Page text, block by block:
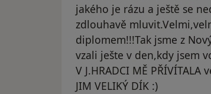
jakého je rázu a ještě se
zdlouhavě
diplomem!!!Tak jsme z
vzali ješte v den,kdy jsem
V J.HRADCI MĚ
JIM VELIKÝ DÍK :)